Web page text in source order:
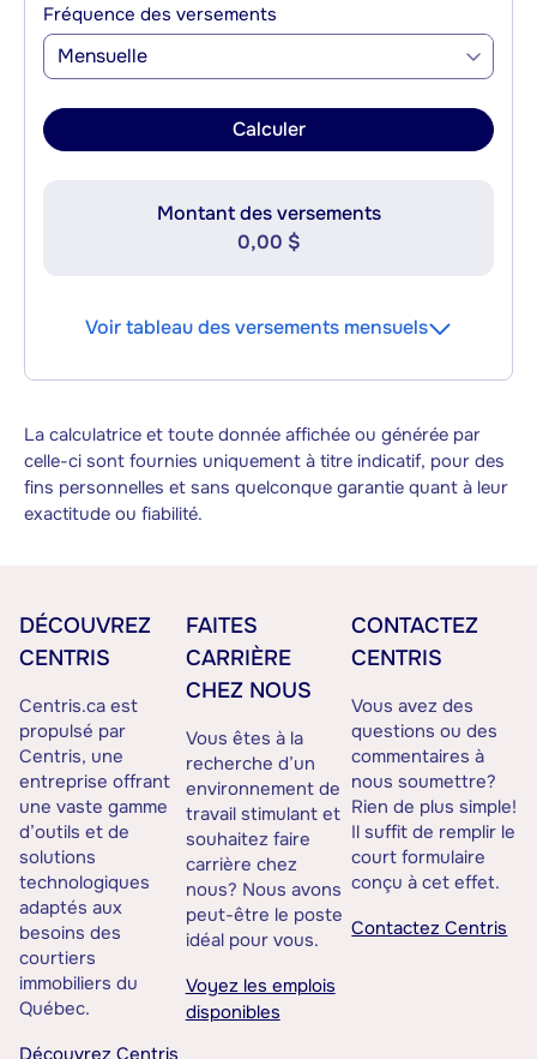
Fréquence des versements
Mensuelle
Calculer
Montant des versements
0,00 $
Voir tableau des versements mensuels
La calculatrice et toute donnée affichée ou générée par
celle-ci sont fournies uniquement à titre indicatif, pour des
fins personnelles et sans quelconque garantie quant à leur
exactitude ou fiabilité.
DÉCOUVREZ
CENTRIS
Centris.ca est
propulsé par
Centris, une
entreprise offrant
une vaste gamme
d’outils et de
solutions
technologiques
adaptés aux
besoins des
courtiers
immobiliers du
Québec.
FAITES
CARRIÈRE
CHEZ NOUS
Vous êtes à la
recherche d’un
environnement de
travail stimulant et
souhaitez faire
carrière chez
nous? Nous avons
peut-être le poste
idéal pour vous.
Voyez les emplois
disponibles
CONTACTEZ
CENTRIS
Vous avez des
questions ou des
commentaires à
nous soumettre?
Rien de plus simple!
Il suffit de remplir le
court formulaire
conçu à cet effet.
Contactez Centris